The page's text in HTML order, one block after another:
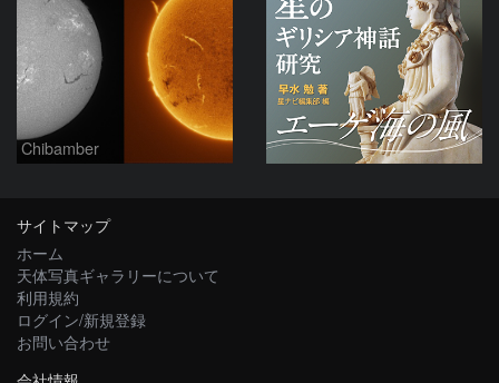
Chibamber
サイトマップ
ホーム
天体写真ギャラリーについて
利用規約
ログイン/新規登録
お問い合わせ